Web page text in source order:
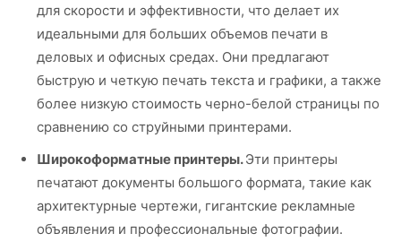
для скорости и эффективности, что делает их
идеальными для больших объемов печати в
деловых и офисных средах. Они предлагают
быструю и четкую печать текста и графики, а также
более низкую стоимость черно-белой страницы по
сравнению со струйными принтерами.
Широкоформатные принтеры.Эти принтеры
печатают документы большого формата, такие как
архитектурные чертежи, гигантские рекламные
объявления и профессиональные фотографии.